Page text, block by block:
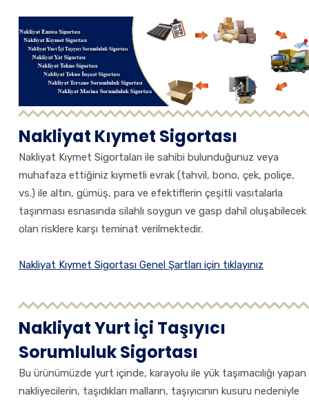
Nakliyat Kıymet Sigortası
Nakliyat Kıymet Sigortaları ile sahibi bulunduğunuz veya
muhafaza ettiğiniz kıymetli evrak (tahvil, bono, çek, poliçe,
vs.) ile altın, gümüş, para ve efektiflerin çeşitli vasıtalarla
taşınması esnasında silahlı soygun ve gasp dahil oluşabilecek
olan risklere karşı teminat verilmektedir.
Nakliyat Kıymet Sigortası Genel Şartları için tıklayınız
Nakliyat Yurt İçi Taşıyıcı
Sorumluluk Sigortası
Bu ürünümüzde yurt içinde, karayolu ile yük taşımacılığı yapan
nakliyecilerin, taşıdıkları malların, taşıyıcının kusuru nedeniyle